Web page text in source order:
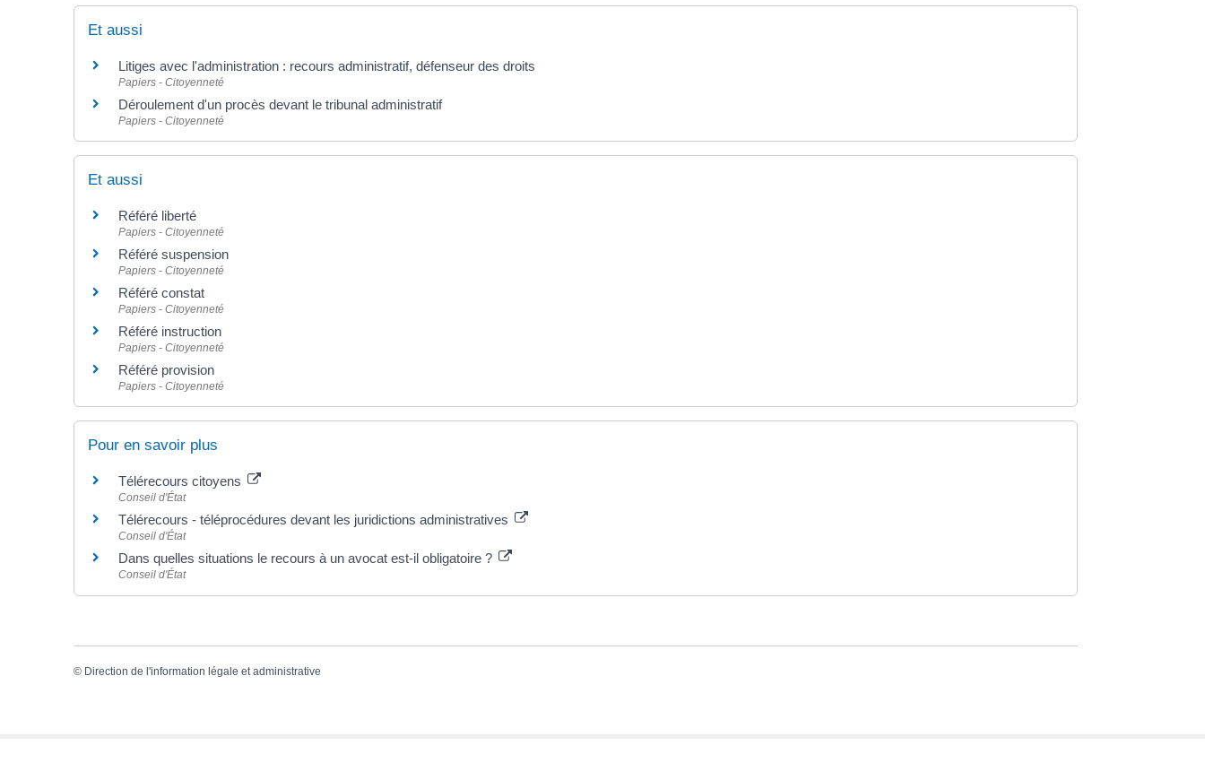
Et aussi
Litiges avec l'administration : recours administratif, défenseur des droits
Papiers - Citoyenneté
Déroulement d'un procès devant le tribunal administratif
Papiers - Citoyenneté
Et aussi
Référé liberté
Papiers - Citoyenneté
Référé suspension
Papiers - Citoyenneté
Référé constat
Papiers - Citoyenneté
Référé instruction
Papiers - Citoyenneté
Référé provision
Papiers - Citoyenneté
Pour en savoir plus
Télérecours citoyens
Conseil d'État
Télérecours - téléprocédures devant les juridictions administratives
Conseil d'État
Dans quelles situations le recours à un avocat est-il obligatoire ?
Conseil d'État
© Direction de l'information légale et administrative